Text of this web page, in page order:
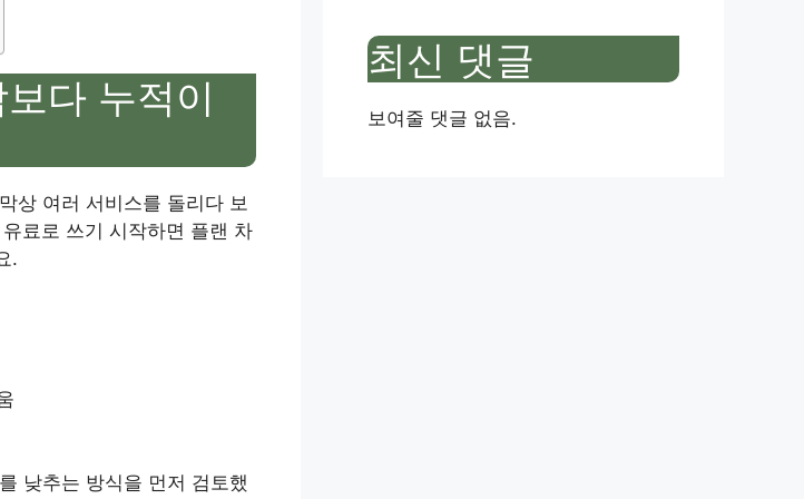
다 누적이
상 여러 서비스를 돌리다 보
료로 쓰기 시작하면 플랜 차
.
낮추는 방식을 먼저 검토했
최신 댓글
보여줄 댓글 없음.